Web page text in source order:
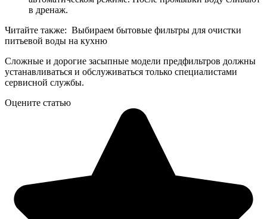
в дренаж.
Читайте также: Выбираем бытовые фильтры для очистки
питьевой воды на кухню
Сложные и дорогие засыпные модели предфильтров должны
устанавливаться и обслуживаться только специалистами
сервисной службы.
Оцените статью